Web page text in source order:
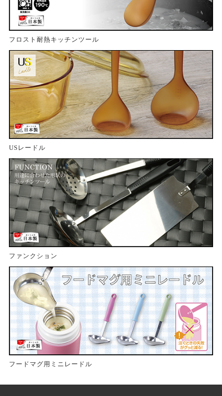
フロスト耐熱キッチンツール
USレードル
ファンクション
フードマグ用ミニレードル